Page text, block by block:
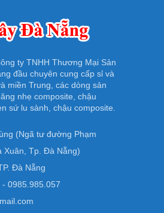
ty TNHH Thương Mại Sản
đầu chuyên cung cấp sỉ và
miền Trung, các dòng sản
nhẹ composite, chậu
sứ lu sành, chậu composite.
(Ngã tư đường Phạm
Xuân, Tp. Đà Nẵng)
Đà Nẵng
0985.985.057